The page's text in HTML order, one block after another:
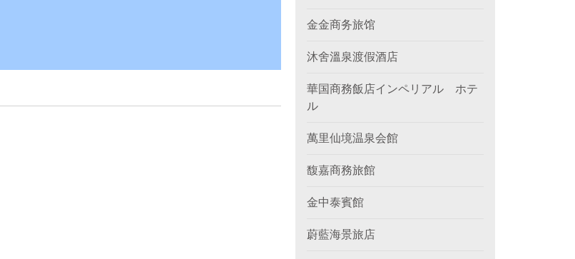
金金商务旅馆
沐舍溫泉渡假酒店
華国商務飯店インペリアル ホテ
ル
萬里仙境温泉会館
馥嘉商務旅館
金中泰賓館
蔚藍海景旅店